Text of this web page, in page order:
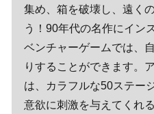
集め、箱を破壊し、遠く
う！90年代の名作にイン
ベンチャーゲームでは、
りすることができます。
は、カラフルな50ステー
意欲に刺激を与えてくれ